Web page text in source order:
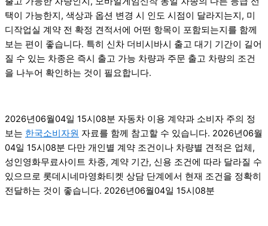
택이 가능한지, 색상과 옵션 변경 시 인도 시점이 달라지는지, 미
디작업실 계약 전 확정 견적서에 어떤 항목이 포함되는지를 함께
보는 편이 좋습니다. 특히 신차 더비시바시 출고 대기 기간이 길어
질 수 있는 차종은 즉시 출고 가능 차량과 주문 출고 차량의 조건
을 나누어 확인하는 것이 필요합니다.
2026년06월04일 15시08분 자동차 이용 계약과 소비자 주의 정
보는 한국소비자원 자료를 함께 참고할 수 있습니다. 2026년06월
04일 15시08분 다만 개인별 계약 조건이나 차량별 견적은 업체,
성인영화무료사이트 차종, 계약 기간, 신용 조건에 따라 달라질 수
있으므로 롯데시네마영화티켓 상담 단계에서 현재 조건을 정확히
전달하는 것이 좋습니다. 2026년06월04일 15시08분